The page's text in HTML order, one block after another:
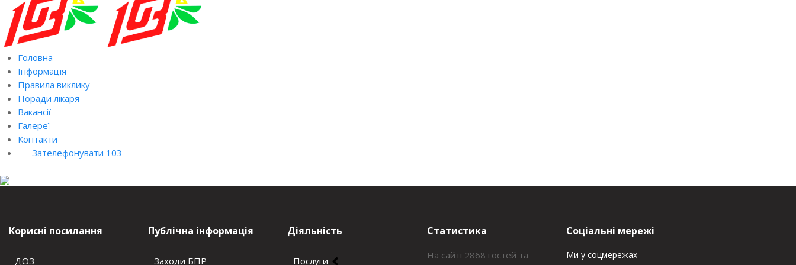
Головна
Інформація
Правила виклику
Поради лікаря
Вакансії
Галереї
Контакти
Зателефонувати 103
Корисні посилання
ДОЗ
Публічна інформація
Заходи БПР
Діяльність
Послуги
Статистика
На сайті 2868 гостей та
Соціальні мережі
Ми у соцмережах